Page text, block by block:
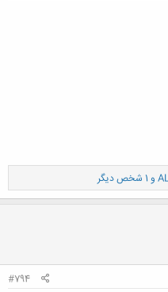
و 1 شخص دیگر
#794